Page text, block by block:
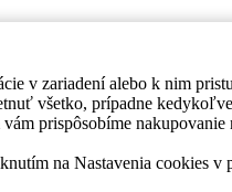
v zariadení alebo k nim
všetko, prípadne
prispôsobíme nakupovanie
na Nastavenia cookies v